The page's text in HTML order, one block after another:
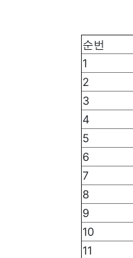
순번
1
2
3
4
5
6
7
8
9
10
11